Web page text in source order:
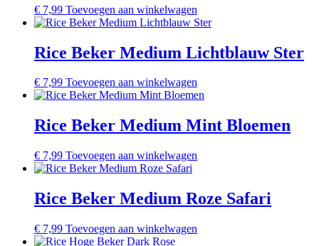
€ 7,99 Toevoegen aan winkelwagen
Rice Beker Medium Lichtblauw Ster
€ 7,99 Toevoegen aan winkelwagen
Rice Beker Medium Mint Bloemen
€ 7,99 Toevoegen aan winkelwagen
Rice Beker Medium Roze Safari
€ 7,99 Toevoegen aan winkelwagen